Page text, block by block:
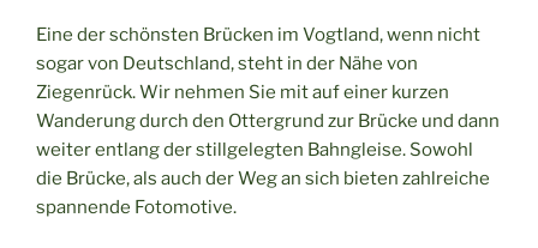
Eine der schönsten Brücken im Vogtland, wenn nicht
sogar von Deutschland, steht in der Nähe von
Ziegenrück. Wir nehmen Sie mit auf einer kurzen
Wanderung durch den Ottergrund zur Brücke und dann
weiter entlang der stillgelegten Bahngleise. Sowohl
die Brücke, als auch der Weg an sich bieten zahlreiche
spannende Fotomotive.